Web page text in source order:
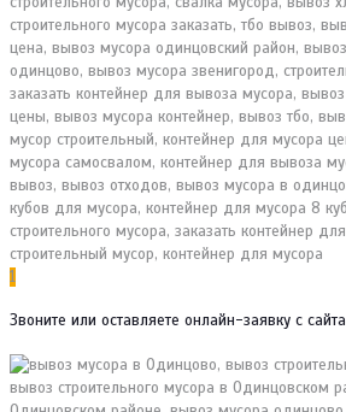
1
Звоните или оставляете онлайн-заявку с сайта